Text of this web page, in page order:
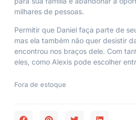
milhares de pessoas.
Permitir que Daniel faça parte de
mas ela também não quer desistir
encontrou nos braços dele. Com
eles, como Alexis pode escolher
Fora de estoque